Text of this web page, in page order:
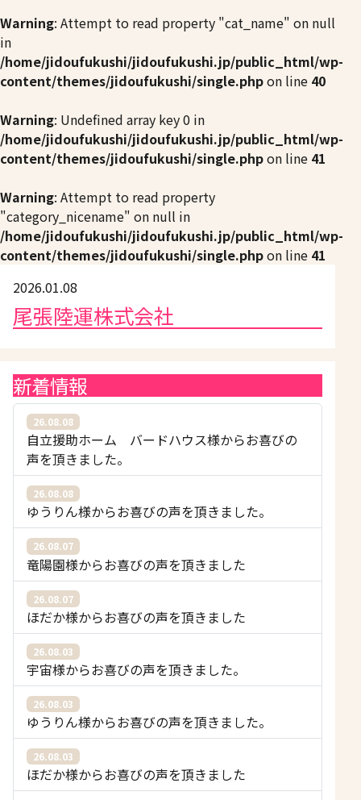
Warning: Attempt to read property "cat_name" on null
in
/home/jidoufukushi/jidoufukushi.jp/public_html/wp-
content/themes/jidoufukushi/single.phpon line 40
Warning: Undefined array key 0 in
/home/jidoufukushi/jidoufukushi.jp/public_html/wp-
content/themes/jidoufukushi/single.phpon line 41
Warning: Attempt to read property
"category_nicename" on null in
/home/jidoufukushi/jidoufukushi.jp/public_html/wp-
content/themes/jidoufukushi/single.phpon line 41
2026.01.08
尾張陸運株式会社
新着情報
26.08.08
自立援助ホーム バードハウス様からお喜びの
声を頂きました。
26.08.08
ゆうりん様からお喜びの声を頂きました。
26.08.07
竜陽園様からお喜びの声を頂きました
26.08.07
ほだか様からお喜びの声を頂きました
26.08.03
宇宙様からお喜びの声を頂きました。
26.08.03
ゆうりん様からお喜びの声を頂きました。
26.08.03
ほだか様からお喜びの声を頂きました